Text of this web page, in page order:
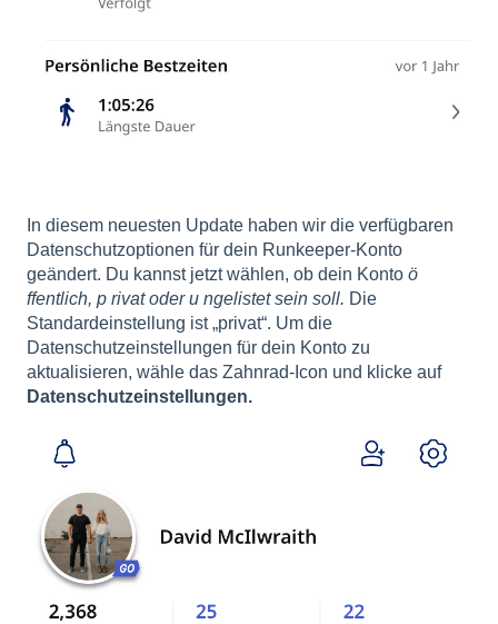
In diesem neuesten Update haben wir die verfügbaren
Datenschutzoptionen für dein Runkeeper-Konto
geändert. Du kannst jetzt wählen, ob dein Konto ö
ffentlich, p rivat oder u ngelistet sein soll. Die
Standardeinstellung ist „privat“. Um die
Datenschutzeinstellungen für dein Konto zu
aktualisieren, wähle das Zahnrad-Icon und klicke auf
Datenschutzeinstellungen.